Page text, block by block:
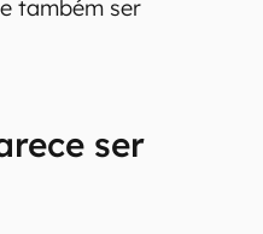
também ser
ser